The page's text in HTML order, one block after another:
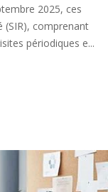
2025, ces
(SIR), comprenant
périodiques e...